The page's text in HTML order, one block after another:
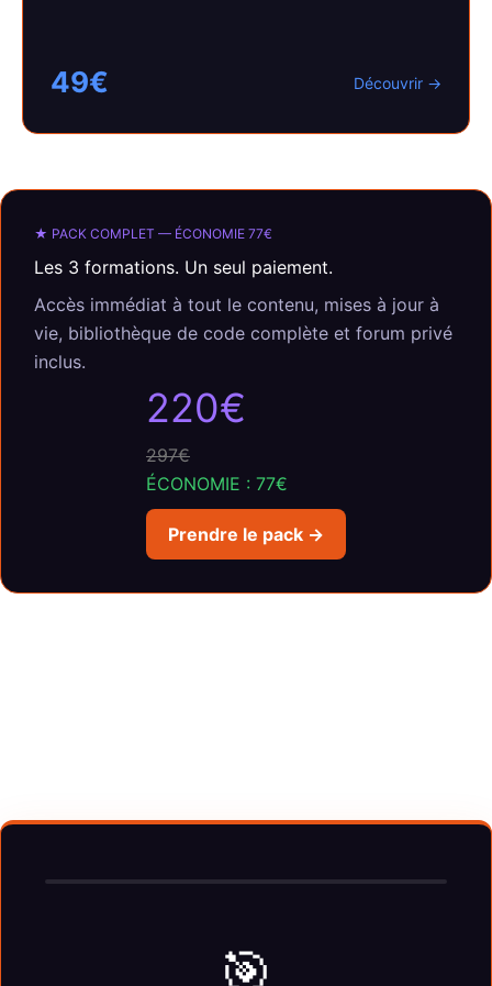
49€ Découvrir →
★ PACK COMPLET — ÉCONOMIE 77€
Les 3 formations. Un seul paiement.
Accès immédiat à tout le contenu, mises à jour à
vie, bibliothèque de code complète et forum privé
inclus.
220€
297€
ÉCONOMIE : 77€
Prendre le pack →